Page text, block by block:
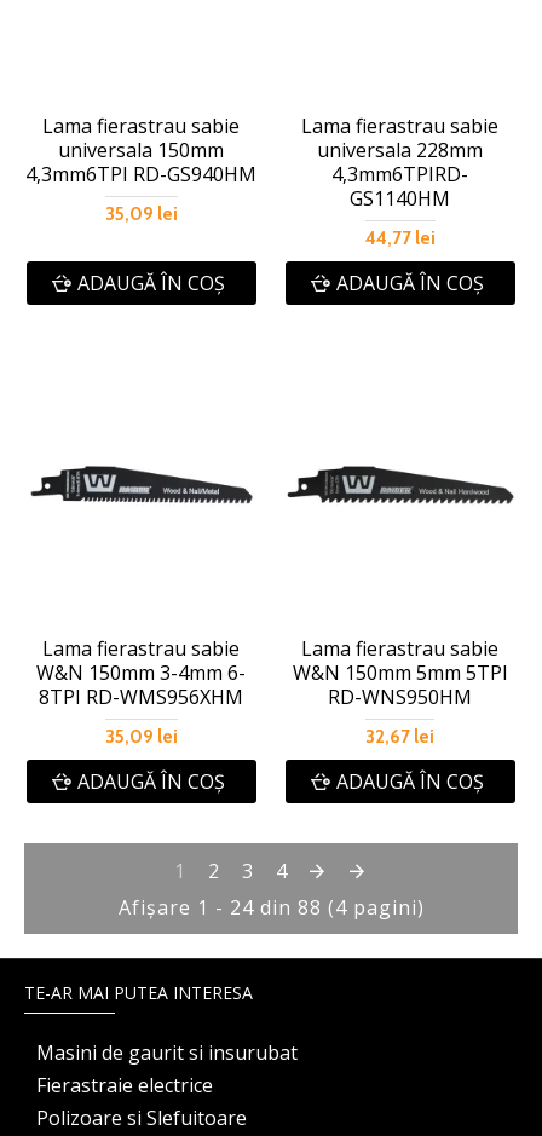
Lama fierastrau sabie
universala 150mm
4,3mm6TPI RD-GS940HM
35,09 lei
ADAUGĂ ÎN COŞ
Lama fierastrau sabie
universala 228mm
4,3mm6TPIRD-
GS1140HM
44,77 lei
ADAUGĂ ÎN COŞ
Lama fierastrau sabie
W&N 150mm 3-4mm 6-
8TPI RD-WMS956XHM
35,09 lei
ADAUGĂ ÎN COŞ
Lama fierastrau sabie
W&N 150mm 5mm 5TPI
RD-WNS950HM
32,67 lei
ADAUGĂ ÎN COŞ
1 2 3
4
Afişare 1 - 24 din 88 (4 pagini)
TE-AR MAI PUTEA INTERESA
Masini de gaurit si insurubat
Fierastraie electrice
Polizoare si Slefuitoare